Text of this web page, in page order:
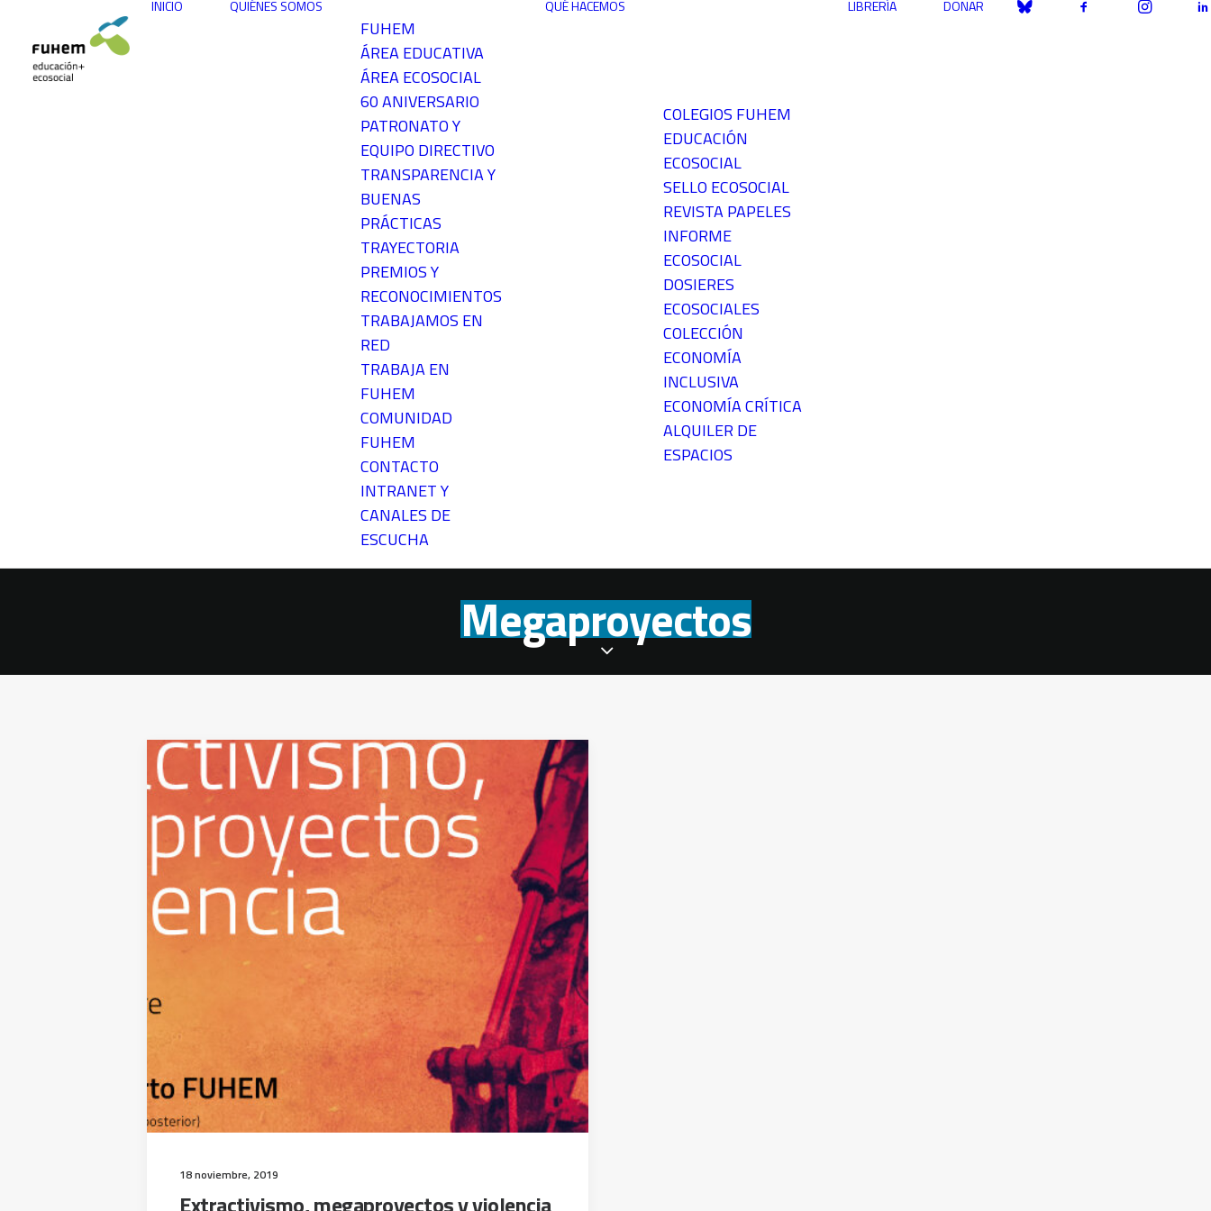
INICIO QUIÉNES SOMOS
FUHEM
ÁREA EDUCATIVA
ÁREA ECOSOCIAL
60 ANIVERSARIO
PATRONATO Y
EQUIPO DIRECTIVO
TRANSPARENCIA Y
BUENAS
PRÁCTICAS
TRAYECTORIA
PREMIOS Y
RECONOCIMIENTOS
TRABAJAMOS EN
RED
TRABAJA EN
FUHEM
COMUNIDAD
FUHEM
CONTACTO
INTRANET Y
CANALES DE
ESCUCHA
QUÉ HACEMOS
COLEGIOS FUHEM
EDUCACIÓN
ECOSOCIAL
SELLO ECOSOCIAL
REVISTA PAPELES
INFORME
ECOSOCIAL
DOSIERES
ECOSOCIALES
COLECCIÓN
ECONOMÍA
INCLUSIVA
ECONOMÍA CRÍTICA
ALQUILER DE
ESPACIOS
LIBRERÍA DONAR
Megaproyectos
18 noviembre, 2019